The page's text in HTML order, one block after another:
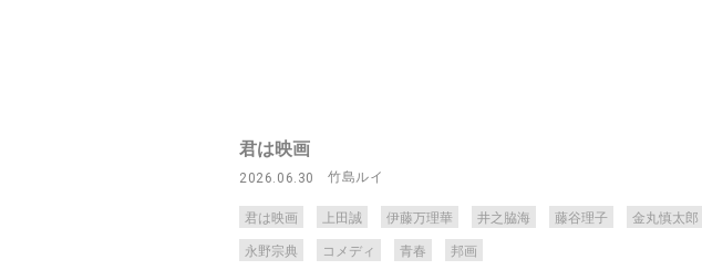
君は映画
2026.06.30 竹島ルイ
君は映画 上田誠 伊藤万理華 井之脇海 藤谷理子 金丸慎太郎
永野宗典 コメディ 青春 邦画